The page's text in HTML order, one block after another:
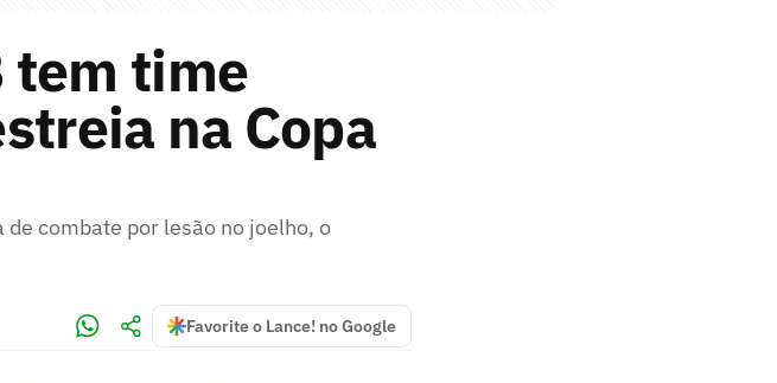
tem time
na Copa
combate por lesão no joelho, o
Favorite o Lance! no Google